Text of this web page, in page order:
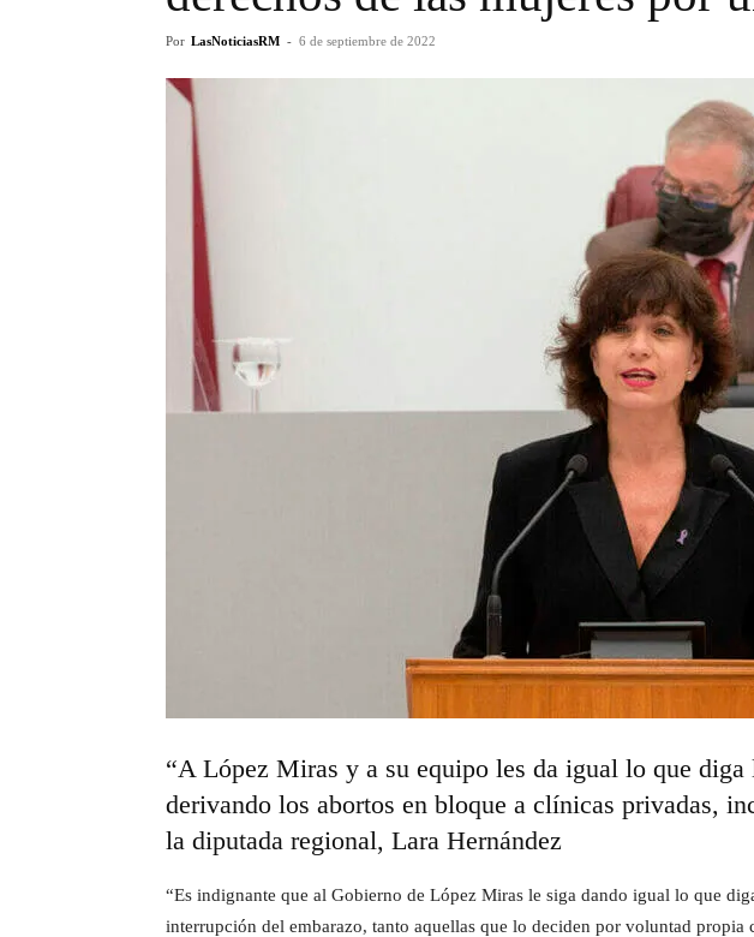
Por LasNoticiasRM - 6 de septiembre de 2022
“A López Miras y a su equipo les da igual lo que
derivando los abortos en bloque a clínicas privadas,
la diputada regional, Lara Hernández
“Es indignante que al Gobierno de López Miras le siga dando igual lo que
interrupción del embarazo, tanto aquellas que lo deciden por voluntad